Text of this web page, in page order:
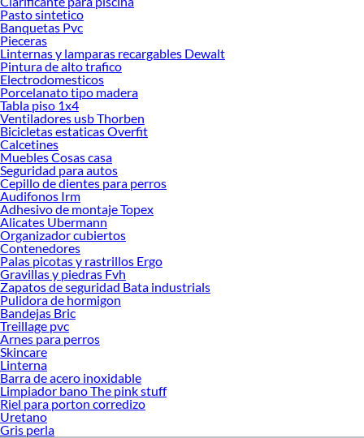
renovación de espacios. ¡Visítanos y descubre todo lo que tenemos para
ofrecerte!
Encuentra una amplia variedad de productos de Salas de Baño en Sodimac.
Encuentra todo lo necesario para tus proyectos de renovación y decoración.
¡Visítanos y haz tus ideas realidad!
Pasto sintetico
Banquetas Pvc
Pieceras
Linternas y lamparas recargables Dewalt
Pintura de alto trafico
Electrodomesticos
Porcelanato tipo madera
Tabla piso 1x4
Ventiladores usb Thorben
Bicicletas estaticas Overfit
Calcetines
Muebles Cosas casa
Seguridad para autos
Cepillo de dientes para perros
Audifonos Irm
Adhesivo de montaje Topex
Alicates Ubermann
Organizador cubiertos
Contenedores
Palas picotas y rastrillos Ergo
Gravillas y piedras Fvh
Zapatos de seguridad Bata industrials
Pulidora de hormigon
Bandejas Bric
Treillage pvc
Arnes para perros
Skincare
Linterna
Barra de acero inoxidable
Limpiador bano The pink stuff
Riel para porton corredizo
Uretano
Gris perla